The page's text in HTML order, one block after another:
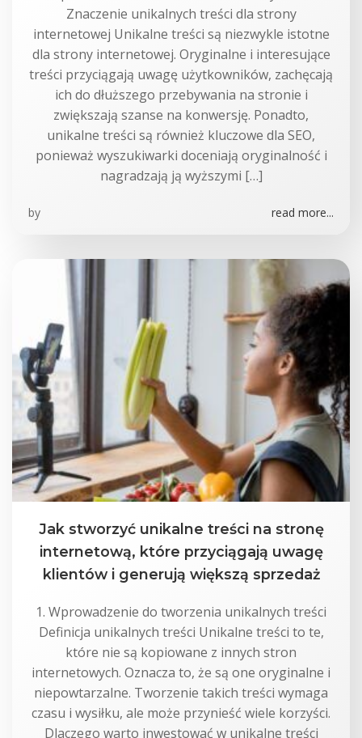
Znaczenie unikalnych treści dla strony
internetowej Unikalne treści są niezwykle istotne
dla strony internetowej. Oryginalne i interesujące
treści przyciągają uwagę użytkowników, zachęcają
ich do dłuższego przebywania na stronie i
zwiększają szanse na konwersję. Ponadto,
unikalne treści są również kluczowe dla SEO,
ponieważ wyszukiwarki doceniają oryginalność i
nagradzają ją wyższymi […]
by read more...
Jak stworzyć unikalne treści na stronę
internetową, które przyciągają uwagę
klientów i generują większą sprzedaż
1. Wprowadzenie do tworzenia unikalnych treści
Definicja unikalnych treści Unikalne treści to te,
które nie są kopiowane z innych stron
internetowych. Oznacza to, że są one oryginalne i
niepowtarzalne. Tworzenie takich treści wymaga
czasu i wysiłku, ale może przynieść wiele korzyści.
Dlaczego warto inwestować w unikalne treści